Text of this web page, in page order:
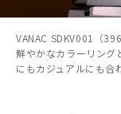
VANAC SDKV001（
鮮やかなカラーリング
にもカジュアルにも合